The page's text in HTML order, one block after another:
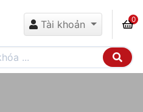
Tài khoản 0